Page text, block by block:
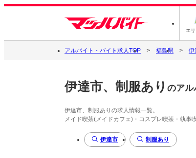
エ
アルバイト・バイト求人TOP 福島県 伊
伊達市、制服あり のアル
伊達市、制服ありの求人情報一覧。
メイド喫茶(メイドカフェ)・コスプレ喫茶・執事
伊達市 制服あり